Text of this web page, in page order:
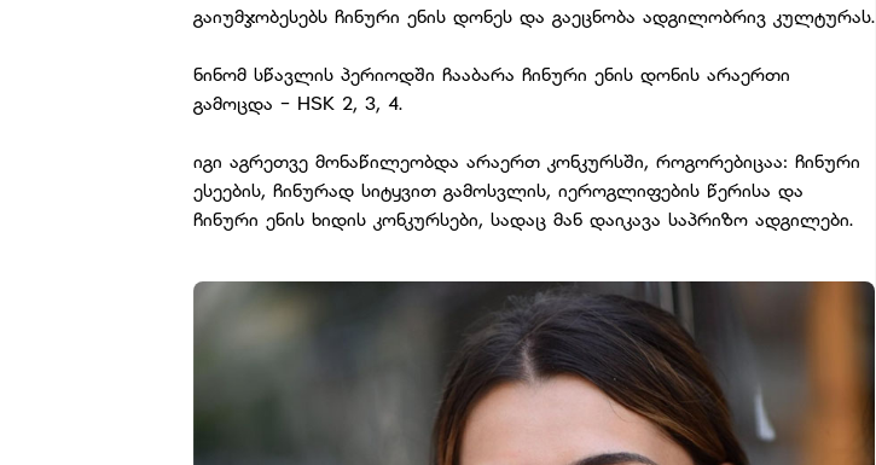
გაიუმჯობესებს ჩინური ენის დონეს და გაეცნობა ადგილობრივ კულტურას.
ნინომ სწავლის პერიოდში ჩააბარა ჩინური ენის დონის არაერთი
გამოცდა - HSK 2, 3, 4.
იგი აგრეთვე მონაწილეობდა არაერთ კონკურსში, როგორებიცაა: ჩინური
ესეების, ჩინურად სიტყვით გამოსვლის, იეროგლიფების წერისა და
ჩინური ენის ხიდის კონკურსები, სადაც მან დაიკავა საპრიზო ადგილები.